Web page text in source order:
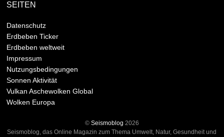
SEITEN
Datenschutz
Erdbeben Ticker
Erdbeben weltweit
Impressum
Nutzungsbedingungen
Sonnen Aktivität
Vulkan Aschewolken Global
Wolken Europa
© Seismoblog 2026
Seismoblog, das Online Magazin zum Thema Umwelt, Natur, Gesundheit und